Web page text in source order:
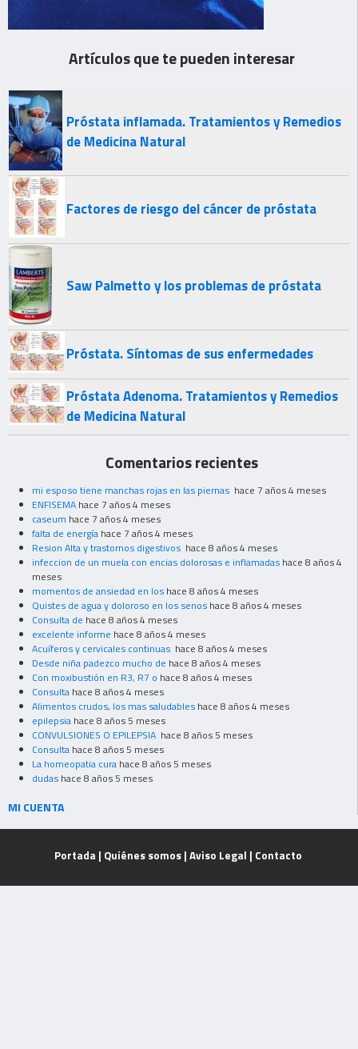
Artículos que te pueden interesar
Próstata inflamada. Tratamientos y Remedios
de Medicina Natural
Factores de riesgo del cáncer de próstata
Saw Palmetto y los problemas de próstata
Próstata. Síntomas de sus enfermedades
Próstata Adenoma. Tratamientos y Remedios
de Medicina Natural
Comentarios recientes
mi esposo tiene manchas rojas en las piernas hace 7 años 4 meses
ENFISEMA hace 7 años 4 meses
caseum hace 7 años 4 meses
falta de energía hace 7 años 4 meses
Resion Alta y trastornos digestivos hace 8 años 4 meses
infeccion de un muela con encias dolorosas e inflamadas hace 8 años 4
meses
momentos de ansiedad en los hace 8 años 4 meses
Quistes de agua y doloroso en los senos hace 8 años 4 meses
Consulta de hace 8 años 4 meses
excelente informe hace 8 años 4 meses
Acuíferos y cervicales continuas hace 8 años 4 meses
Desde niña padezco mucho de hace 8 años 4 meses
Con moxibustión en R3, R7 o hace 8 años 4 meses
Consulta hace 8 años 4 meses
Alimentos crudos, los mas saludables hace 8 años 4 meses
epilepsia hace 8 años 5 meses
CONVULSIONES O EPILEPSIA hace 8 años 5 meses
Consulta hace 8 años 5 meses
La homeopatia cura hace 8 años 5 meses
dudas hace 8 años 5 meses
MI CUENTA
Portada | Quiénes somos| Aviso Legal | Contacto